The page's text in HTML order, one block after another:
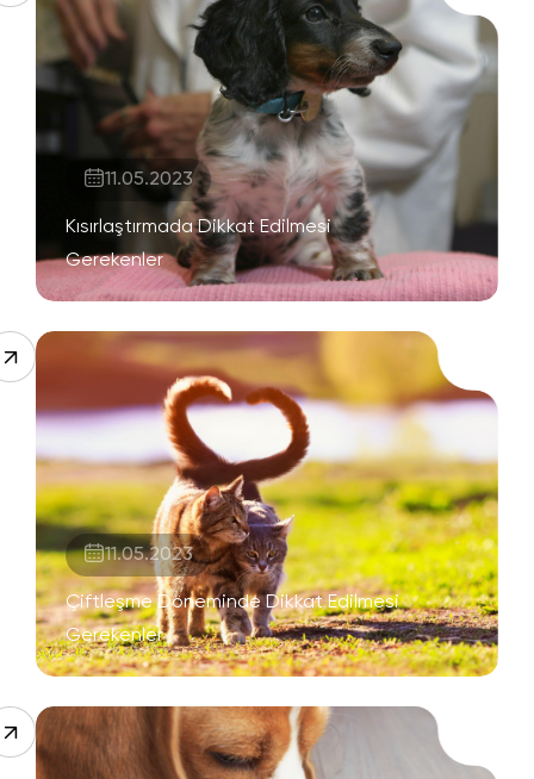
11.05.2023
Kısırlaştırmada Dikkat Edilmesi
Gerekenler
11.05.2023
Çiftleşme Döneminde Dikkat Edilmesi
Gerekenler